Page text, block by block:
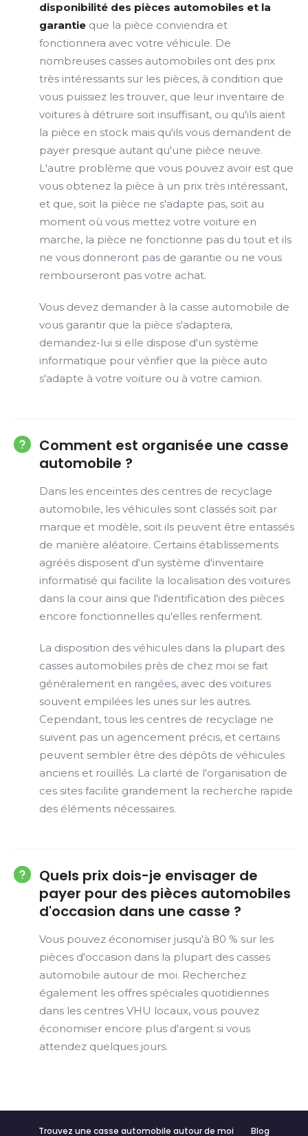
disponibilité des pièces automobiles et la
garantie que la pièce conviendra et
fonctionnera avec votre véhicule. De
nombreuses casses automobiles ont des prix
très intéressants sur les pièces, à condition que
vous puissiez les trouver, que leur inventaire de
voitures à détruire soit insuffisant, ou qu'ils aient
la pièce en stock mais qu'ils vous demandent de
payer presque autant qu'une pièce neuve.
L'autre problème que vous pouvez avoir est que
vous obtenez la pièce à un prix très intéressant,
et que, soit la pièce ne s'adapte pas, soit au
moment où vous mettez votre voiture en
marche, la pièce ne fonctionne pas du tout et ils
ne vous donneront pas de garantie ou ne vous
rembourseront pas votre achat.
Vous devez demander à la casse automobile de
vous garantir que la pièce s'adaptera,
demandez-lui si elle dispose d'un système
informatique pour vérifier que la pièce auto
s'adapte à votre voiture ou à votre camion.
Comment est organisée une casse
automobile ?
Dans les enceintes des centres de recyclage
automobile, les véhicules sont classés soit par
marque et modèle, soit ils peuvent être entassés
de manière aléatoire. Certains établissements
agréés disposent d'un système d'inventaire
informatisé qui facilite la localisation des voitures
dans la cour ainsi que l'identification des pièces
encore fonctionnelles qu'elles renferment.
La disposition des véhicules dans la plupart des
casses automobiles près de chez moi se fait
généralement en rangées, avec des voitures
souvent empilées les unes sur les autres.
Cependant, tous les centres de recyclage ne
suivent pas un agencement précis, et certains
peuvent sembler être des dépôts de véhicules
anciens et rouillés. La clarté de l'organisation de
ces sites facilite grandement la recherche rapide
des éléments nécessaires.
Quels prix dois-je envisager de
payer pour des pièces automobiles
d'occasion dans une casse ?
Vous pouvez économiser jusqu'à 80 % sur les
pièces d'occasion dans la plupart des casses
automobile autour de moi. Recherchez
également les offres spéciales quotidiennes
dans les centres VHU locaux, vous pouvez
économiser encore plus d'argent si vous
attendez quelques jours.
Trouvez une casse automobile autour de moi Blog